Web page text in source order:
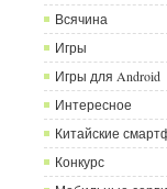
Всячина
Игры
Игры для Android
Интересное
Китайские
Конкурс